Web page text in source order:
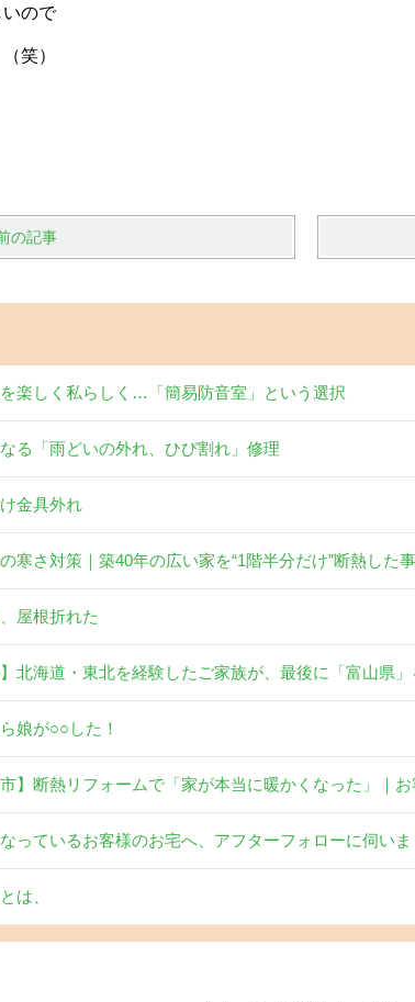
ので
笑）
の記事
楽しく私らしく…「簡易防音室」という選択
る「雨どいの外れ、ひび割れ」修理
金具外れ
の寒さ対策｜築40年の広い家を“1階半分だけ”断熱した
屋根折れた
】北海道・東北を経験したご家族が、最後に「富山県
娘が○○した！
市】断熱リフォームで「家が本当に暖かくなった」｜
っているお客様のお宅へ、アフターフォローに伺い
は、